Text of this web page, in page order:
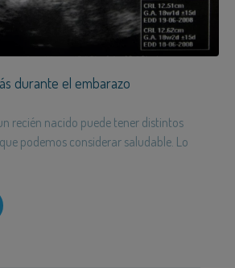
durante el embarazo
recién nacido puede tener distintos
podemos considerar saludable. Lo